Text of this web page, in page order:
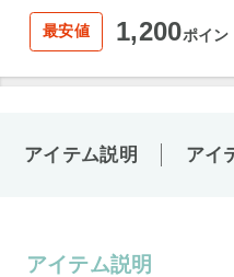
最安値 1,200ポイン
アイテム説明 アイ
アイテム説明